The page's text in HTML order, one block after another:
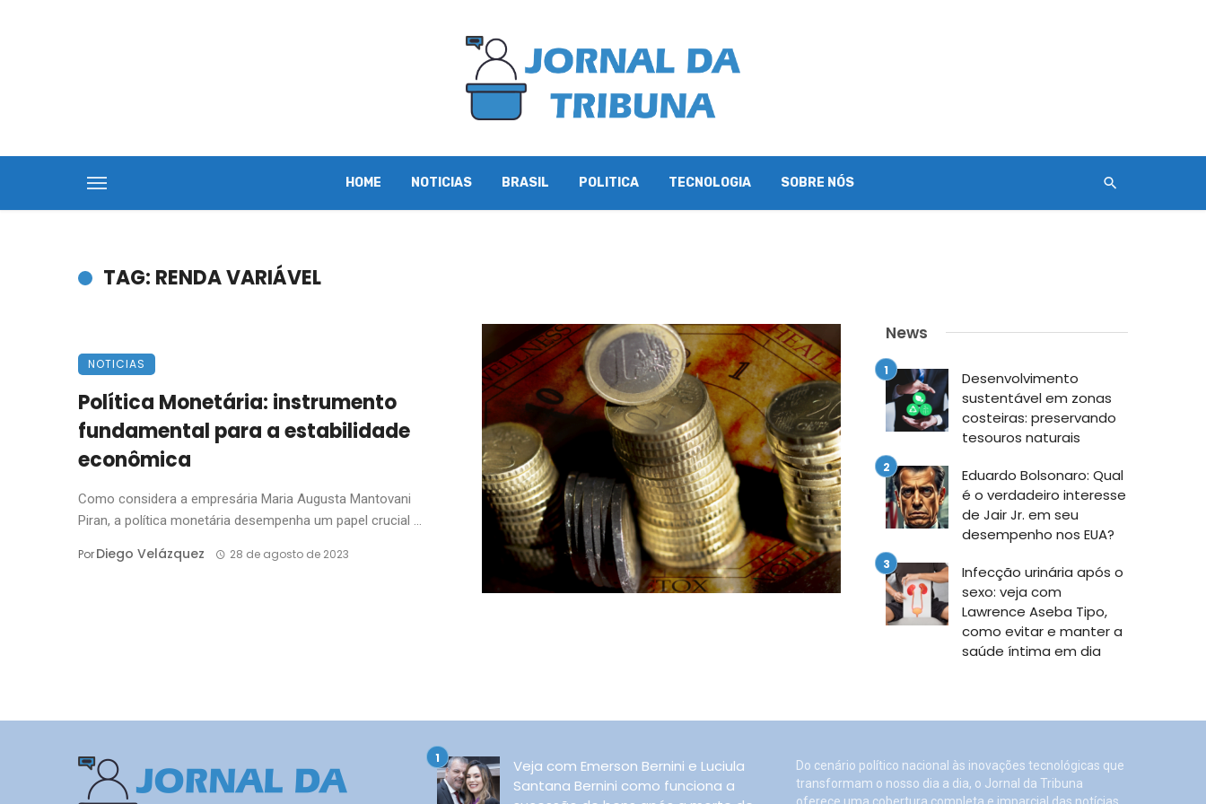
HOME NOTICIAS BRASIL POLITICA TECNOLOGIA SOBRE NÓS
TAG: RENDA VARIÁVEL
NOTICIAS
Política Monetária: instrumento
fundamental para a estabilidade
econômica
Como considera a empresária Maria Augusta Mantovani
Piran, a política monetária desempenha um papel crucial ...
PorDiego Velázquez 28 de agosto de 2023
News
Desenvolvimento
sustentável em zonas
costeiras: preservando
tesouros naturais
Eduardo Bolsonaro: Qual
é o verdadeiro interesse
de Jair Jr. em seu
desempenho nos EUA?
Infecção urinária após o
sexo: veja com
Lawrence Aseba Tipo,
como evitar e manter a
saúde íntima em dia
Veja com Emerson Bernini e Luciula
Santana Bernini como funciona a
Do cenário político nacional às inovações tecnológicas que
transformam o nosso dia a dia, o Jornal da Tribuna
oferece uma cobertura completa e imparcial das notícias